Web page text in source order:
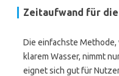
Zeitaufwand für
Die einfachste
klarem Wasser, nimmt
eignet sich gut für